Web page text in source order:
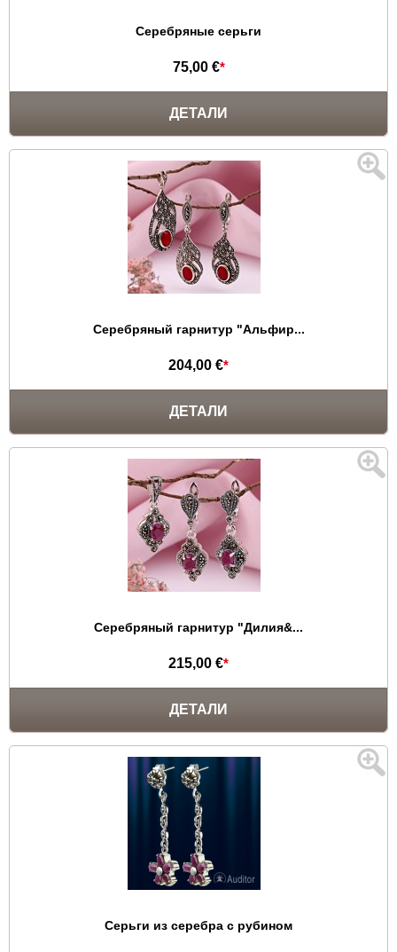
Серебряные серьги
75,00 €*
ДЕТАЛИ
Серебряный гарнитур "Альфир...
204,00 €*
ДЕТАЛИ
Серебряный гарнитур "Дилия&...
215,00 €*
ДЕТАЛИ
Серьги из серебра c рубином